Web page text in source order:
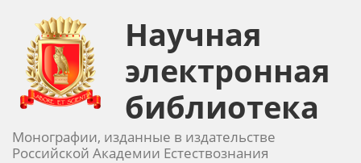
Научная
электронная
библиотека
Монографии, изданные в издательстве
Российской Академии Естествознания